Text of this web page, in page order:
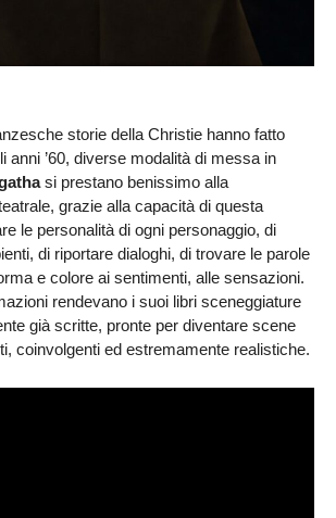
storie della Christie hanno fatto
anni ’60, diverse modalità di messa in
si prestano benissimo alla
grazie alla capacità di questa
le personalità di ogni personaggio, di
di riportare dialoghi, di trovare le parole
e colore ai sentimenti, alle sensazioni.
rendevano i suoi libri sceneggiature
già scritte, pronte per diventare scene
coinvolgenti ed estremamente realistiche.